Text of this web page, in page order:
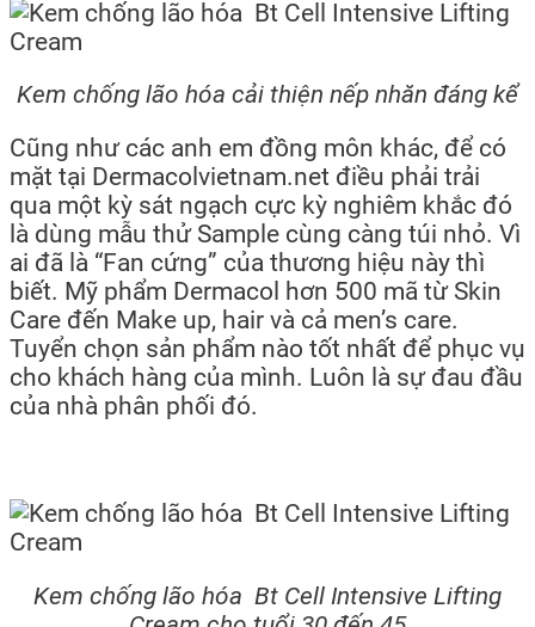
Kem chống lão hóa cải thiện nếp nhăn đáng kể
Cũng như các anh em đồng môn khác, để có
mặt tại Dermacolvietnam.net điều phải trải
qua một kỳ sát ngạch cực kỳ nghiêm khắc đó
là dùng mẫu thử Sample cùng càng túi nhỏ. Vì
ai đã là “Fan cứng” của thương hiệu này thì
biết. Mỹ phẩm Dermacol hơn 500 mã từ Skin
Care đến Make up, hair và cả men’s care.
Tuyển chọn sản phẩm nào tốt nhất để phục vụ
cho khách hàng của mình. Luôn là sự đau đầu
của nhà phân phối đó.
Kem chống lão hóa Bt Cell Intensive Lifting